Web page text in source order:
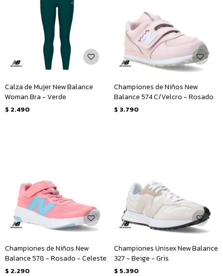
Calza de Mujer New Balance
Woman Bra - Verde
$ 2.490
Championes de Niños New
Balance 574 C/Velcro - Rosado
$ 3.790
Championes de Niños New
Balance 578 - Rosado - Celeste
$ 2.290
Championes Unisex New Balance
327 - Beige - Gris
$ 5.390